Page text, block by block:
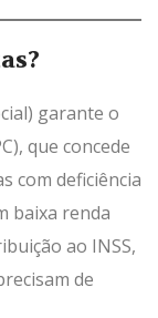
garante o
que concede
com deficiência
baixa renda
ao INSS,
de